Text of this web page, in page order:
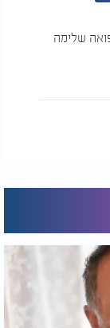
בְּחַסְדְּךָ
עָלָי.
שלימה